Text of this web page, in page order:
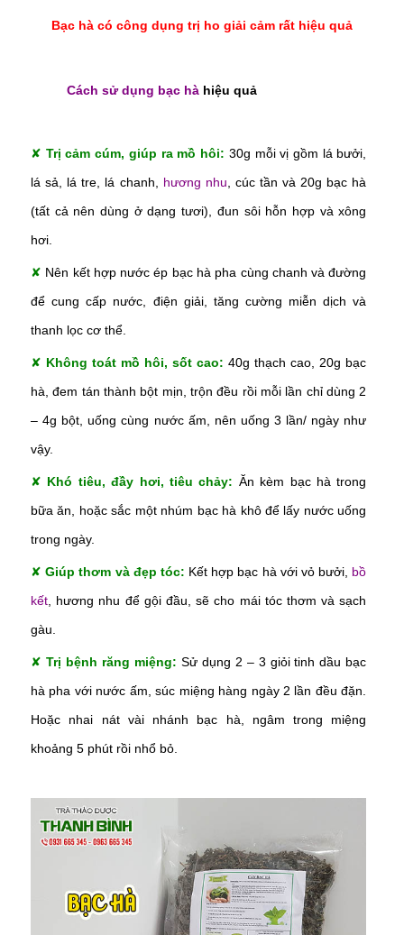
Bạc hà có công dụng trị ho giải cảm rất hiệu quả
Cách sử dụng bạc hà hiệu quả
✘ Trị cảm cúm, giúp ra mồ hôi: 30g mỗi vị gồm lá bưởi,
lá sả, lá tre, lá chanh, hương nhu , cúc tần và 20g bạc hà
(tất cả nên dùng ở dạng tươi), đun sôi hỗn hợp và xông
hơi.
✘ Nên kết hợp nước ép bạc hà pha cùng chanh và đường
để cung cấp nước, điện giải, tăng cường miễn dịch và
thanh lọc cơ thể.
✘ Không toát mồ hôi, sốt cao: 40g thạch cao, 20g bạc
hà, đem tán thành bột mịn, trộn đều rồi mỗi lần chỉ dùng 2
– 4g bột, uống cùng nước ấm, nên uống 3 lần/ ngày như
vậy.
✘ Khó tiêu, đầy hơi, tiêu chảy: Ăn kèm bạc hà trong
bữa ăn, hoặc sắc một nhúm bạc hà khô để lấy nước uống
trong ngày.
✘Giúp thơm và đẹp tóc: Kết hợp bạc hà với vỏ bưởi, bồ
kết , hương nhu để gội đầu, sẽ cho mái tóc thơm và sạch
gàu.
✘ Trị bệnh răng miệng: Sử dụng 2 – 3 giỏi tinh dầu bạc
hà pha với nước ấm, súc miệng hàng ngày 2 lần đều đặn.
Hoặc nhai nát vài nhánh bạc hà, ngâm trong miệng
khoảng 5 phút rồi nhổ bỏ.